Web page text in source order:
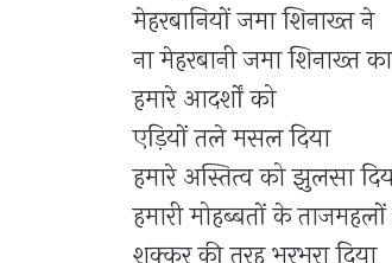
मेहरबानियों जमा शिनाख्त ने
ना मेहरबानी जमा शिनाख्त
हमारे आदर्शों को
एड़ियों तले मसल दिया
हमारे अस्तित्व को झुलसा
हमारी मोहब्बतों के